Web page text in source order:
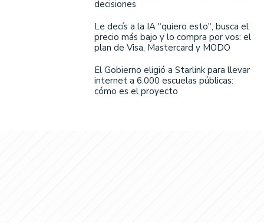
decisiones
Le decís a la IA "quiero esto", busca el
precio más bajo y lo compra por vos: el
plan de Visa, Mastercard y MODO
El Gobierno eligió a Starlink para llevar
internet a 6.000 escuelas públicas:
cómo es el proyecto